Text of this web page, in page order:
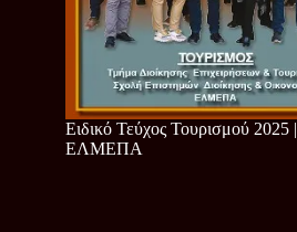
Ειδικό Τεύχος Τουρισμού 2025 |
ΕΛΜΕΠΑ